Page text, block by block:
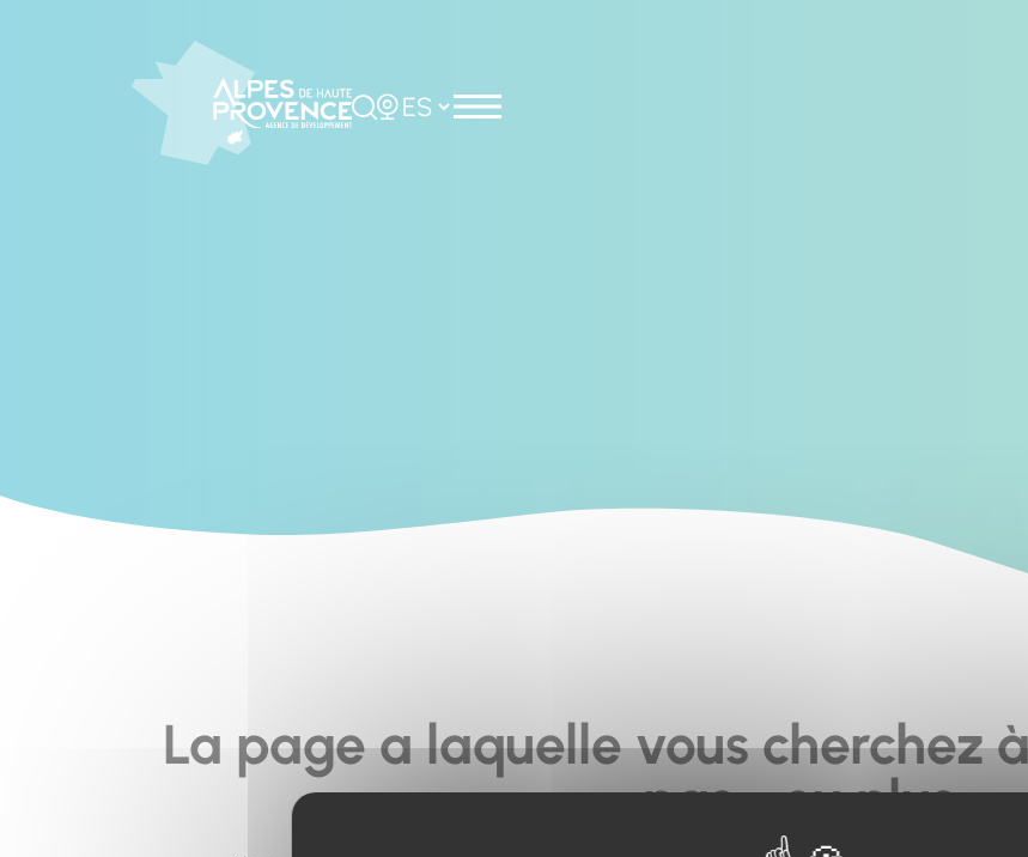
Rechercher
Choisir la langue
La page a laquelle vous cherchez
pas... ou plus.